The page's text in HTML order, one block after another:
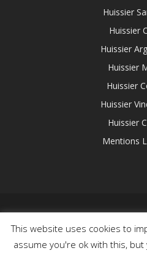
Huissier
Huissier
Huissier
Huissier
Huissier
Huissier
Huissier
Mentions
© 2020 Leroi & Associés /
This website uses cookies to
assume you're ok with this,